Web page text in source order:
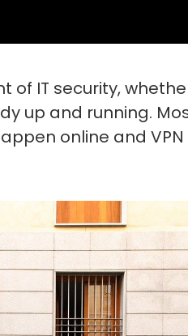
of IT security,
up and running.
online and VPN